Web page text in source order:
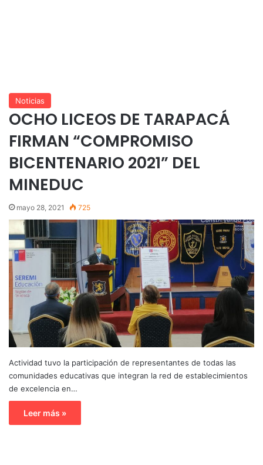
Noticias
OCHO LICEOS DE TARAPACÁ
FIRMAN “COMPROMISO
BICENTENARIO 2021” DEL
MINEDUC
mayo 28, 2021 725
Actividad tuvo la participación de representantes de todas las
comunidades educativas que integran la red de establecimientos
de excelencia en…
Leer más »